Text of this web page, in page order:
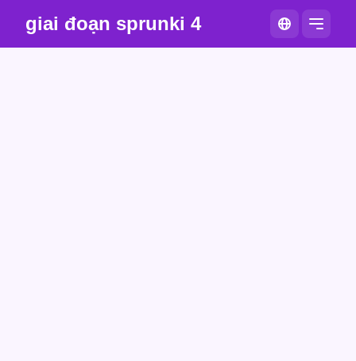
giai đoạn sprunki 4